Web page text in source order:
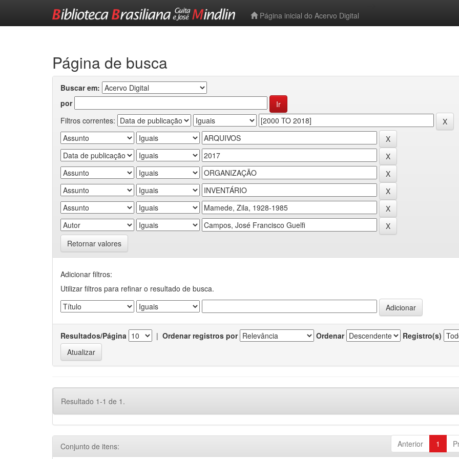
Página inicial do Acervo Digital
Página de busca
Buscar em:
por
Filtros correntes:
Retornar valores
Adicionar filtros:
Utilizar filtros para refinar o resultado de busca.
Resultados/Página | Ordenar registros por Ordenar Registro(s)
Resultado 1-1 de 1.
Anterior 1
Conjunto de itens: